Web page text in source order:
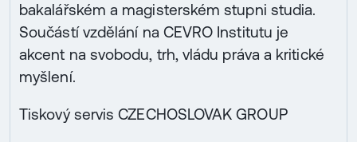
bakalářském a magisterském stupni studia.
Součástí vzdělání na CEVRO Institutu je
akcent na svobodu, trh, vládu práva a kritické
myšlení.
Tiskový servis CZECHOSLOVAK GROUP